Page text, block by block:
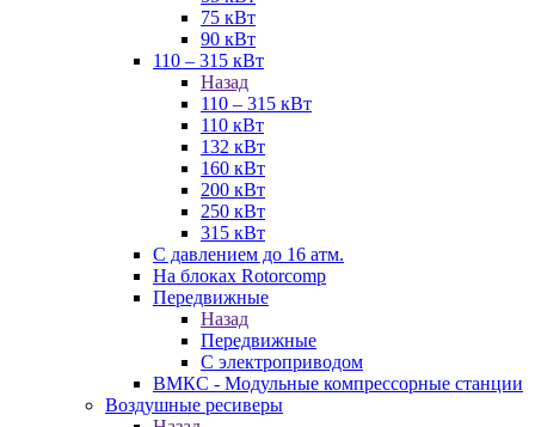
75 кВт
90 кВт
110 – 315 кВт
Назад
110 – 315 кВт
110 кВт
132 кВт
160 кВт
200 кВт
250 кВт
315 кВт
С давлением до 16 атм.
На блоках Rotorcomp
Передвижные
Назад
Передвижные
С электроприводом
ВМКС - Модульные компрессорные станции
Воздушные ресиверы